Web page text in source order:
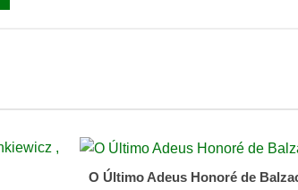
O Último Adeus Honoré de